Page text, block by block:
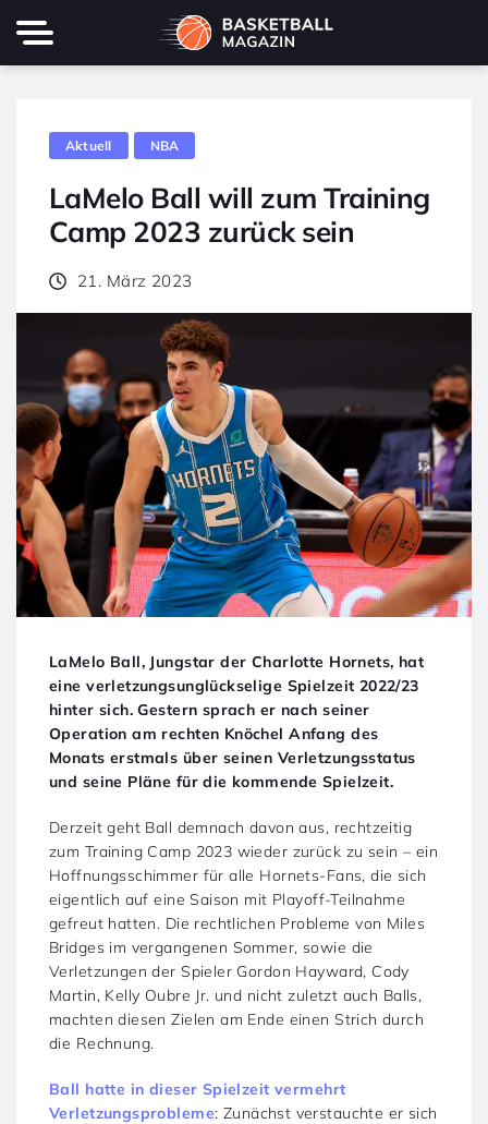
Aktuell NBA
LaMelo Ball will zum Training
Camp 2023 zurück sein
21. März 2023
LaMelo Ball, Jungstar der Charlotte Hornets, hat
eine verletzungsunglückselige Spielzeit 2022/23
hinter sich. Gestern sprach er nach seiner
Operation am rechten Knöchel Anfang des
Monats erstmals über seinen Verletzungsstatus
und seine Pläne für die kommende Spielzeit.
Derzeit geht Ball demnach davon aus, rechtzeitig
zum Training Camp 2023 wieder zurück zu sein – ein
Hoffnungsschimmer für alle Hornets-Fans, die sich
eigentlich auf eine Saison mit Playoff-Teilnahme
gefreut hatten. Die rechtlichen Probleme von Miles
Bridges im vergangenen Sommer, sowie die
Verletzungen der Spieler Gordon Hayward, Cody
Martin, Kelly Oubre Jr. und nicht zuletzt auch Balls,
machten diesen Zielen am Ende einen Strich durch
die Rechnung.
Ball hatte in dieser Spielzeit vermehrt
Verletzungsprobleme: Zunächst verstauchte er sich